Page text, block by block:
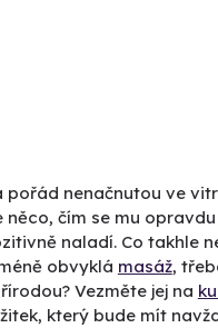
nenačnutou ve
čím se mu
naladí. Co takhle
obvyklá masáž,
Vezměte jej na
který bude mít